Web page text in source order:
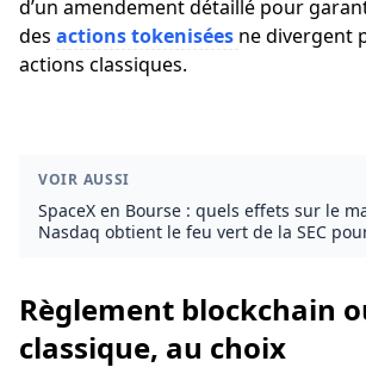
d’un amendement détaillé pour
des actions tokenisées ne divergent
actions classiques.
VOIR AUSSI
SpaceX en Bourse : quels effets sur le
Bitcoin ?
Nasdaq obtient le feu vert de la SEC
Règlement blockchain
classique, au choix